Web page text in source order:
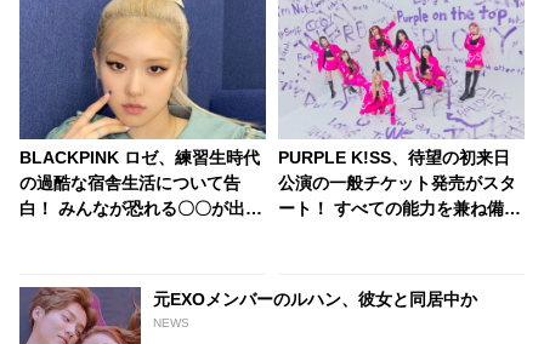
BLACKPINK ロゼ、練習生時代
の過酷な宿舎生活について告
白！ みんなが恐れる〇〇が出た
PURPLE K!SS、待望の初来日
公演の一般チケット発売がスタ
ート！ すべての能力を兼ね備え
シュなステージに期待高まる
元EXOメンバーのルハン、彼女と同居中か
NEWS